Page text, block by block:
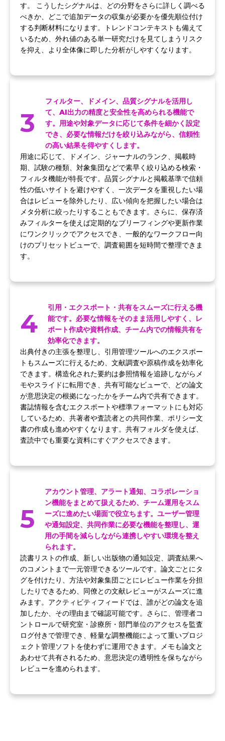
す。 こうしたシグナルは、どの分野をさらに詳しく調べる
べきか、どこで追加データの収集が必要かを優先順位付け
する判断材料になります。トレンドコンテキストも備えて
いるため、外れ値のある単一研究だけを見てしまうリスク
を抑え、より全体像に即した分析がしやすくなります。
3
フィルター、ドメイン、品質シグナルを活用し
て、AI出力の精度と安全性を高められる機能で
す。用途や対象データに応じて条件を細かく設定
でき、必要な情報だけを絞り込みながら、信頼性
の高い結果を得やすくします。
用途に応じて、ドメイン、ジャーナルのランク、掲載時
期、試験の種類、対象集団などで素早く絞り込める検索・
フィルタ機能が特長です。品質シグナルと掲載基準で信頼
性の低いサイトを避けやすく、一次データを重視したい場
合はレビューを除外したり、広い傾向を把握したい場合は
メタ分析に絞ったりすることもできます。さらに、保存済
みフィルターを使えば定期的なブリーフィングや更新作業
にワンクリックでアクセスでき、一般的なワークフロー向
けのプリセットビューで、調査範囲を短時間で整理できま
す。
4
引用・エクスポート・共有をスムーズに行える機
能です。必要な情報をそのまま活用しやすく、レ
ポート作成や資料作成、チーム内での情報共有を
効率化できます。
出典付きの主張を整理し、引用管理ツールへのエクスポー
トもスムーズに行えるため、文献調査や原稿作成を効率化
できます。構造化された要約は参照情報を追跡しながらメ
モやスライドに転用でき、共有可能なビューで、どの論文
が意思決定の根拠になったかをチーム内で共有できます。
書誌情報を含むエクスポートや標準フォーマットにも対応
しているため、共著者や査読者との共同作業、ポリシー文
書の作成も進めやすくなります。共有フォルダを使えば、
査読中でも重要な資料にすぐアクセスできます。
5
アカウント管理、アラート通知、コラボレーショ
ン機能をまとめて扱えるため、チーム運用をスム
ーズに進めたい場面で役立ちます。ユーザー管理
や通知設定、共同作業に必要な機能を整理し、運
用の手間を減らしながら連携しやすい環境を整え
られます。
読書リストの作成、新しい出版物の通知設定、調査結果へ
のコメントまで一元管理できるツールです。論文ごとにタ
グを付けたり、方法や対象集団ごとにレビュー作業を分担
したりできるため、同僚との文献レビューがスムーズに進
みます。アクティビティフィードでは、誰がどの論文を追
加したか、その理由まで確認可能です。さらに、管理者コ
ントロールで研究室・診療所・部門単位のアクセスを監査
ログ付きで管理でき、軽量な調整機能によって重いプロジ
ェクト管理ソフトを使わずに運用できます。メモも論文と
あわせて共有されるため、意思決定の透明性を保ちながら
レビューを進められます。